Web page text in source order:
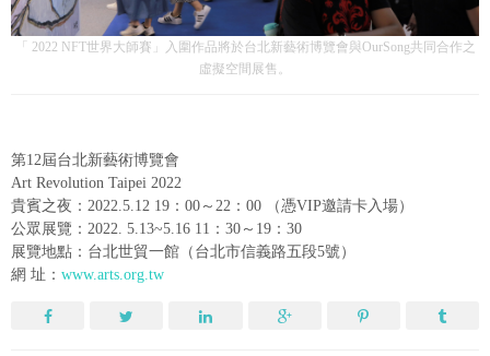
「 2022 NFT世界大師賽」入圍作品將於台北新藝術博覽會與OurSong共同合作之
虛擬空間展售。
第12屆台北新藝術博覽會
Art Revolution Taipei 2022
貴賓之夜：2022.5.12 19：00～22：00 （憑VIP邀請卡入場）
公眾展覽：2022. 5.13~5.16 11：30～19：30
展覽地點：台北世貿一館（台北市信義路五段5號）
網 址： www.arts.org.tw